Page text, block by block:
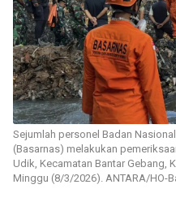
Sejumlah personel Badan
(Basarnas) melakukan
Udik, Kecamatan Bantar Gebang,
Minggu (8/3/2026). ANTARA/HO-